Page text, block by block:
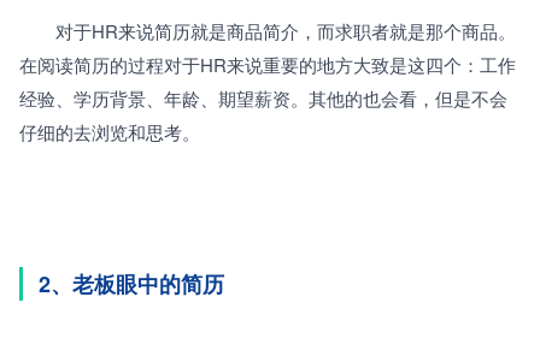
对于HR来说简历就是商品简介，而求职者就是那个商品。
在阅读简历的过程对于HR来说重要的地方大致是这四个：工作
经验、学历背景、年龄、期望薪资。其他的也会看，但是不会
仔细的去浏览和思考。
2、老板眼中的简历